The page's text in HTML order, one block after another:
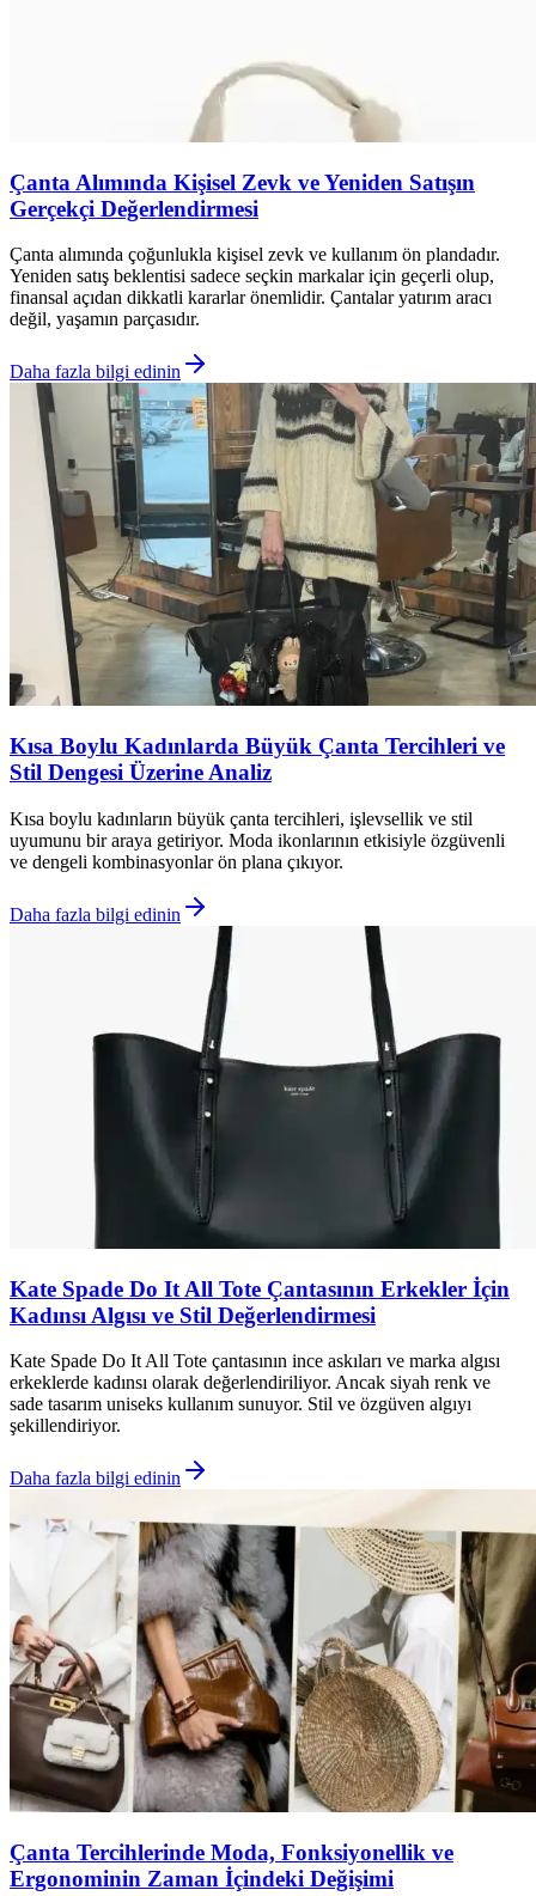
Çanta Alımında Kişisel Zevk ve Yeniden Satışın
Gerçekçi Değerlendirmesi
Çanta alımında çoğunlukla kişisel zevk ve kullanım ön plandadır.
Yeniden satış beklentisi sadece seçkin markalar için geçerli olup,
finansal açıdan dikkatli kararlar önemlidir. Çantalar yatırım aracı
değil, yaşamın parçasıdır.
Daha fazla bilgi edinin
Kısa Boylu Kadınlarda Büyük Çanta Tercihleri ve
Stil Dengesi Üzerine Analiz
Kısa boylu kadınların büyük çanta tercihleri, işlevsellik ve stil
uyumunu bir araya getiriyor. Moda ikonlarının etkisiyle özgüvenli
ve dengeli kombinasyonlar ön plana çıkıyor.
Daha fazla bilgi edinin
Kate Spade Do It All Tote Çantasının Erkekler İçin
Kadınsı Algısı ve Stil Değerlendirmesi
Kate Spade Do It All Tote çantasının ince askıları ve marka algısı
erkeklerde kadınsı olarak değerlendiriliyor. Ancak siyah renk ve
sade tasarım uniseks kullanım sunuyor. Stil ve özgüven algıyı
şekillendiriyor.
Daha fazla bilgi edinin
Çanta Tercihlerinde Moda, Fonksiyonellik ve
Ergonominin Zaman İçindeki Değişimi